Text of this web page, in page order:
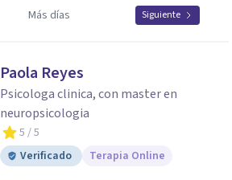
Más días Siguiente
Paola Reyes
Psicologa clinica, con master en
neuropsicologia
5 / 5
Verificado
Terapia Online